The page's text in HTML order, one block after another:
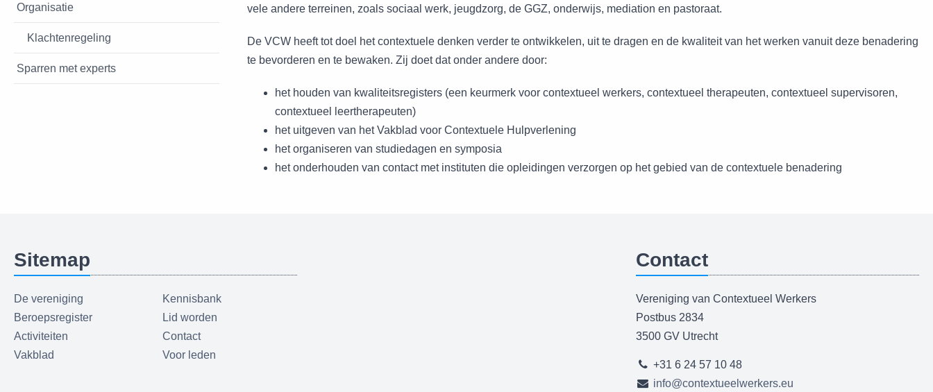
Organisatie
Klachtenregeling
Sparren met experts
vele andere terreinen, zoals sociaal werk, jeugdzorg, de GGZ, onderwijs, mediation en pastoraat.
De VCW heeft tot doel het contextuele denken verder te ontwikkelen, uit te dragen en de kwaliteit van het werken vanuit deze benadering
te bevorderen en te bewaken. Zij doet dat onder andere door:
het houden van kwaliteitsregisters (een keurmerk voor contextueel werkers, contextueel therapeuten, contextueel supervisoren,
contextueel leertherapeuten)
het uitgeven van het Vakblad voor Contextuele Hulpverlening
het organiseren van studiedagen en symposia
het onderhouden van contact met instituten die opleidingen verzorgen op het gebied van de contextuele benadering
Sitemap
De vereniging
Beroepsregister
Activiteiten
Vakblad
Kennisbank
Lid worden
Contact
Voor leden
Contact
Vereniging van Contextueel Werkers
Postbus 2834
3500 GV Utrecht
+31 6 24 57 10 48
info@contextueelwerkers.eu